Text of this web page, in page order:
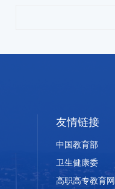
友情链接
中国教育部
卫生健康委
高职高专教育网